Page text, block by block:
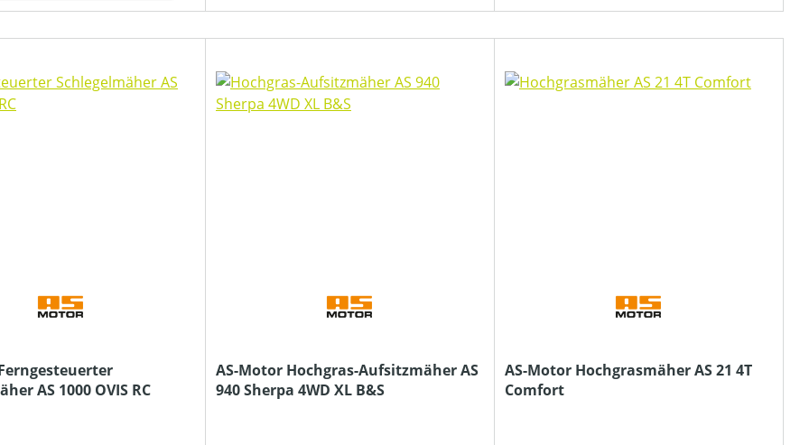
AS 1000 OVIS RC
AS-Motor Hochgras-Aufsitzmäher AS
940 Sherpa 4WD XL B&S
AS-Motor Hochgrasmäher AS 21 4T
Comfort